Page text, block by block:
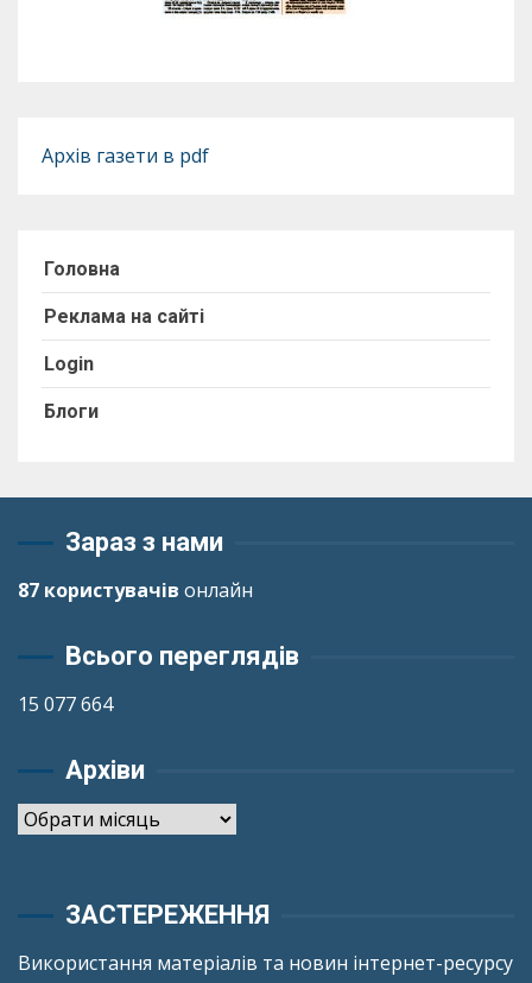
Архів газети в pdf
Головна
Реклама на сайті
Login
Блоги
Зараз з нами
87 користувачів онлайн
Всього переглядів
15 077 664
Архіви
Архіви
ЗАСТЕРЕЖЕННЯ
Використання матеріалів та новин інтернет-ресурсу